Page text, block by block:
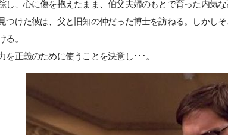
し、心に傷を抱えたまま、伯父夫婦のもとで育った内気な
つけた彼は、父と旧知の仲だった博士を訪ねる。しかし
る。
を正義のために使うことを決意し･･･。